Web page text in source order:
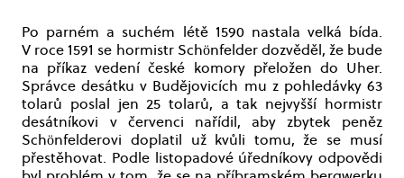
Po parném a suchém létě 1590 nastala velká bída.
V roce 1591 se hormistr Schönfelder dozvěděl, že bude
na příkaz vedení české komory přeložen do Uher.
Správce desátku v Budějovicích mu z pohledávky 63
tolarů poslal jen 25 tolarů, a tak nejvyšší hormistr
desátníkovi v červenci nařídil, aby zbytek peněz
Schönfelderovi doplatil už kvůli tomu, že se musí
přestěhovat. Podle listopadové úředníkovy odpovědi